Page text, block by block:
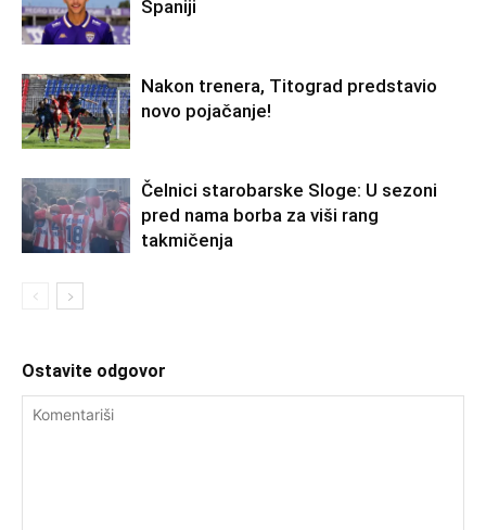
Španiji
Nakon trenera, Titograd predstavio
novo pojačanje!
Čelnici starobarske Sloge: U sezoni
pred nama borba za viši rang
takmičenja
Ostavite odgovor